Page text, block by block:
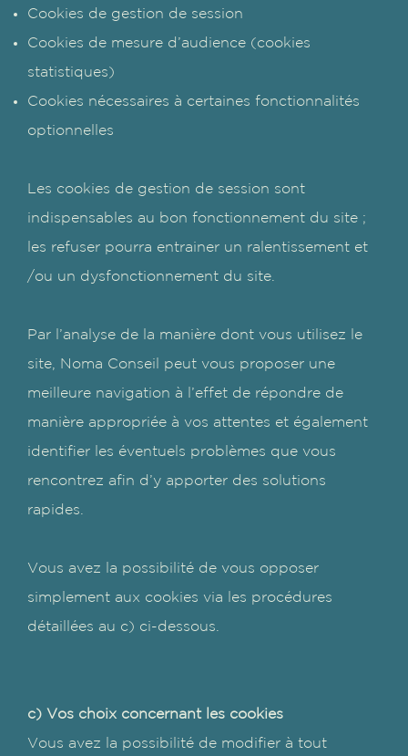
Cookies de gestion de session
Cookies de mesure d’audience (cookies
statistiques)
Cookies nécessaires à certaines fonctionnalités
optionnelles
Les cookies de gestion de session sont
indispensables au bon fonctionnement du site ;
les refuser pourra entrainer un ralentissement et
/ou un dysfonctionnement du site.
Par l’analyse de la manière dont vous utilisez le
site, Noma Conseil peut vous proposer une
meilleure navigation à l’effet de répondre de
manière appropriée à vos attentes et également
identifier les éventuels problèmes que vous
rencontrez afin d’y apporter des solutions
rapides.
Vous avez la possibilité de vous opposer
simplement aux cookies via les procédures
détaillées au c) ci-dessous.
c) Vos choix concernant les cookies
Vous avez la possibilité de modifier à tout